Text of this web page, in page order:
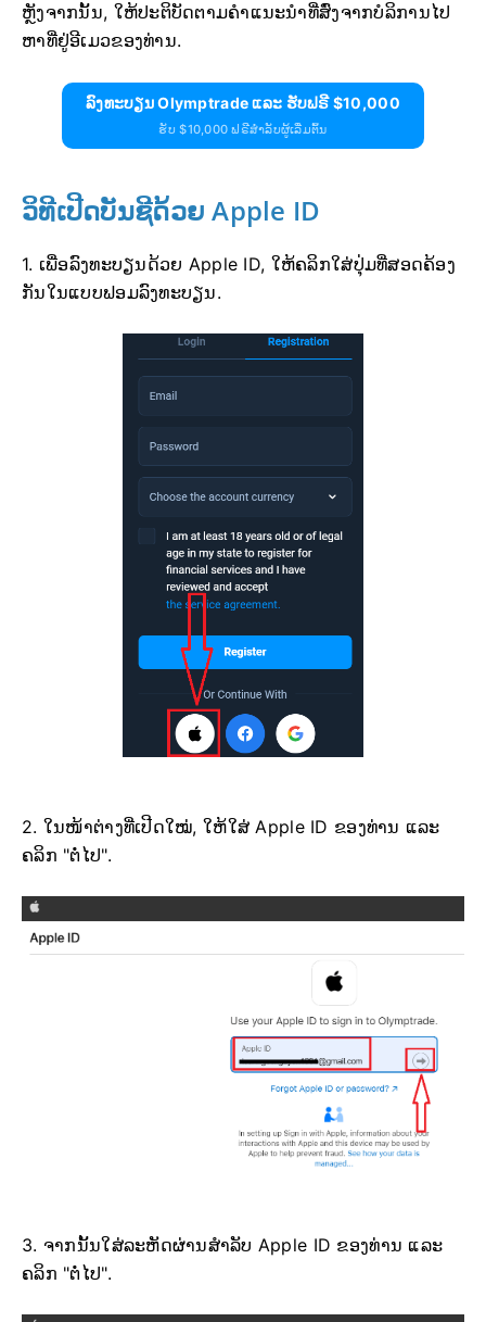
ຫຼັງຈາກນັ້ນ, ໃຫ້ປະຕິບັດຕາມຄຳແນະນຳທີ່ສົ່ງຈາກບໍລິການໄປ
ຫາທີ່ຢູ່ອີເມວຂອງທ່ານ.
ລົງທະບຽນ Olymptrade ແລະ ຮັບຟຣີ $10,000
ຮັບ $10,000 ຟຣີສຳລັບຜູ້ເລີ່ມຕົ້ນ
ວິທີເປີດບັນຊີດ້ວຍ Apple ID
1. ເພື່ອລົງທະບຽນດ້ວຍ Apple ID, ໃຫ້ຄລິກໃສ່ປຸ່ມທີ່ສອດຄ້ອງ
ກັນໃນແບບຟອມລົງທະບຽນ.
2. ໃນໜ້າຕ່າງທີ່ເປີດໃໝ່, ໃຫ້ໃສ່ Apple ID ຂອງທ່ານ ແລະ
ຄລິກ "ຕໍ່ໄປ".
3. ຈາກນັ້ນໃສ່ລະຫັດຜ່ານສຳລັບ Apple ID ຂອງທ່ານ ແລະ
ຄລິກ "ຕໍ່ໄປ".